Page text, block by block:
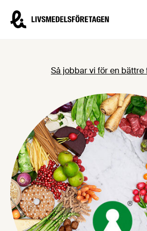
Livsmedelsföretagen – till startsidan
Så jobbar vi för en bättre